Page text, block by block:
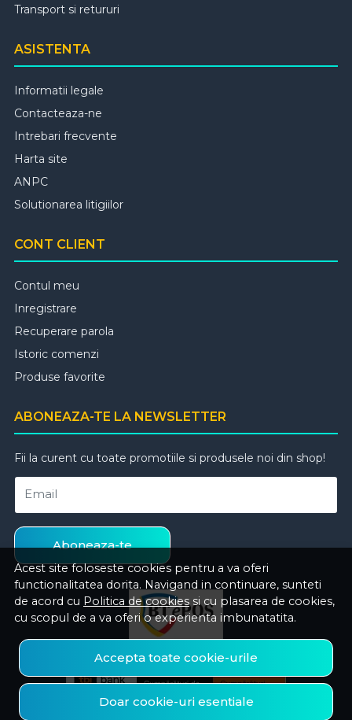
Acest site foloseste cookies pentru a va oferi
functionalitatea dorita. Navigand in continuare, sunteti
de acord cu Politica de cookies si cu plasarea de cookies,
cu scopul de a va oferi o experienta imbunatatita.
Accepta toate cookie-urile
Doar cookie-uri esentiale
Transport si retururi
ASISTENTA
Informatii legale
Contacteaza-ne
Intrebari frecvente
Harta site
ANPC
Solutionarea litigiilor
CONT CLIENT
Contul meu
Inregistrare
Recuperare parola
Istoric comenzi
Produse favorite
ABONEAZA-TE LA NEWSLETTER
Fii la curent cu toate promotiile si produsele noi din shop!
Email
Aboneaza-te